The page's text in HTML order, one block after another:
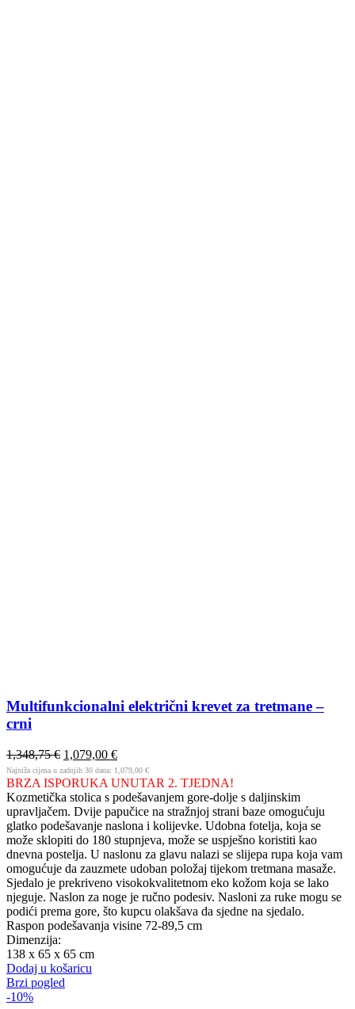
Multifunkcionalni električni krevet za tretmane –
crni
1,348,75€ 1,079,00 €
Najniža cijena u zadnjih 30 dana: 1,079,00 €
BRZA ISPORUKA UNUTAR 2. TJEDNA!
Kozmetička stolica s podešavanjem gore-dolje s daljinskim
upravljačem. Dvije papučice na stražnjoj strani baze omogućuju
glatko podešavanje naslona i kolijevke. Udobna fotelja, koja se
može sklopiti do 180 stupnjeva, može se uspješno koristiti kao
dnevna postelja. U naslonu za glavu nalazi se slijepa rupa koja vam
omogućuje da zauzmete udoban položaj tijekom tretmana masaže.
Sjedalo je prekriveno visokokvalitetnom eko kožom koja se lako
njeguje. Naslon za noge je ručno podesiv. Nasloni za ruke mogu se
podići prema gore, što kupcu olakšava da sjedne na sjedalo.
Raspon podešavanja visine 72-89,5 cm
Dimenzija:
138 x 65 x 65 cm
Dodaj u košaricu
Brzi pogled
-10%